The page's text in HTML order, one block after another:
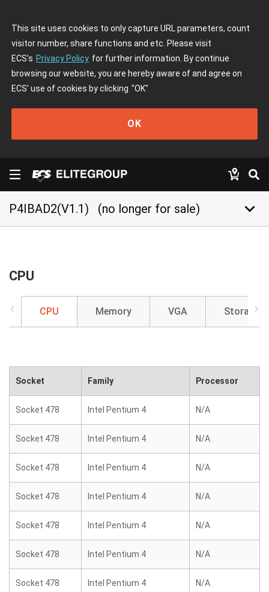
This site uses cookies to only capture URL parameters, count
visitor number, share functions and etc. Please visit
ECS's Privacy Policy for further information. By continue
browsing our website, you are hereby aware of and agree on
ECS' use of cookies by clicking "OK"
OK
P4IBAD2(V1.1) (no longer for sale) keyboard_arrow_down
CPU
CPU Memory VGA Storage
Socket Family Processor
Socket 478 Intel Pentium 4 N/A
Socket 478 Intel Pentium 4 N/A
Socket 478 Intel Pentium 4 N/A
Socket 478 Intel Pentium 4 N/A
Socket 478 Intel Pentium 4 N/A
Socket 478 Intel Pentium 4 N/A
Socket 478 Intel Pentium 4 N/A